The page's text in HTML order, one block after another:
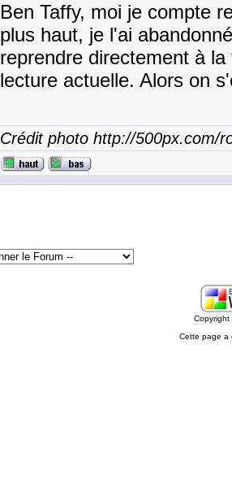
Ben Taffy, moi je compte
plus haut, je l'ai
reprendre directement à
lecture actuelle. Alors on
Crédit photo http://500px.com/
Cette page a